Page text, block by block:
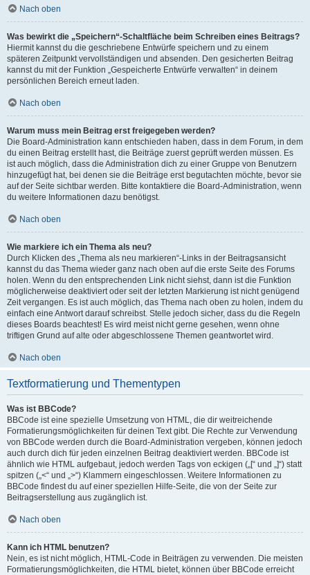
Nach oben
Was bewirkt die „Speichern“-Schaltfläche beim Schreiben eines Beitrags?
Hiermit kannst du die geschriebene Entwürfe speichern und zu einem
späteren Zeitpunkt vervollständigen und absenden. Den gesicherten Beitrag
kannst du mit der Funktion „Gespeicherte Entwürfe verwalten“ in deinem
persönlichen Bereich erneut laden.
Nach oben
Warum muss mein Beitrag erst freigegeben werden?
Die Board-Administration kann entschieden haben, dass in dem Forum, in dem
du einen Beitrag erstellt hast, die Beiträge zuerst geprüft werden müssen. Es
ist auch möglich, dass die Administration dich zu einer Gruppe von Benutzern
hinzugefügt hat, bei denen sie die Beiträge erst begutachten möchte, bevor sie
auf der Seite sichtbar werden. Bitte kontaktiere die Board-Administration, wenn
du weitere Informationen dazu benötigst.
Nach oben
Wie markiere ich ein Thema als neu?
Durch Klicken des „Thema als neu markieren“-Links in der Beitragsansicht
kannst du das Thema wieder ganz nach oben auf die erste Seite des Forums
holen. Wenn du den entsprechenden Link nicht siehst, dann ist die Funktion
möglicherweise deaktiviert oder seit der letzten Markierung ist nicht genügend
Zeit vergangen. Es ist auch möglich, das Thema nach oben zu holen, indem du
einfach eine Antwort darauf schreibst. Stelle jedoch sicher, dass du die Regeln
dieses Boards beachtest! Es wird meist nicht gerne gesehen, wenn ohne
triftigen Grund auf alte oder abgeschlossene Themen geantwortet wird.
Nach oben
Textformatierung und Thementypen
Was ist BBCode?
BBCode ist eine spezielle Umsetzung von HTML, die dir weitreichende
Formatierungsmöglichkeiten für deinen Text gibt. Die Rechte zur Verwendung
von BBCode werden durch die Board-Administration vergeben, können jedoch
auch durch dich für jeden einzelnen Beitrag deaktiviert werden. BBCode ist
ähnlich wie HTML aufgebaut, jedoch werden Tags von eckigen („[“ und „]“) statt
spitzen („<“ und „>“) Klammern eingeschlossen. Weitere Informationen zu
BBCode findest du auf einer speziellen Hilfe-Seite, die von der Seite zur
Beitragserstellung aus zugänglich ist.
Nach oben
Kann ich HTML benutzen?
Nein, es ist nicht möglich, HTML-Code in Beiträgen zu verwenden. Die meisten
Formatierungsmöglichkeiten, die HTML bietet, können über BBCode erreicht